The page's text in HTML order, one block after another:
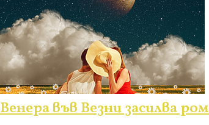
Венера във Везни засилва